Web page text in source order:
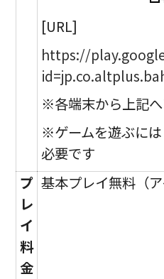
[URL]
https://
※各端末から上記
※ゲームを遊ぶには
必要です
プ
レ
イ
料
金
基本プレイ無料（ア